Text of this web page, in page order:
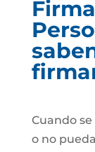
Cuando
o no